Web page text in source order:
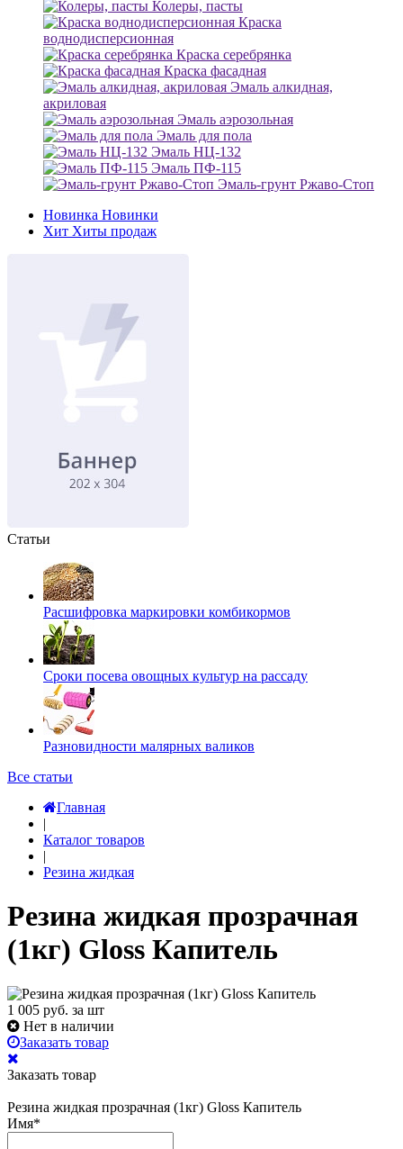
Колеры, пасты
Краска
воднодисперсионная
Краска серебрянка
Краска фасадная
Эмаль алкидная,
акриловая
Эмаль аэрозольная
Эмаль для пола
Эмаль НЦ-132
Эмаль ПФ-115
Эмаль-грунт Ржаво-Стоп
Новинка Новинки
Хит Хиты продаж
Статьи
Расшифровка маркировки комбикормов
Сроки посева овощных культур на рассаду
Разновидности малярных валиков
Все статьи
Главная
|
Каталог товаров
|
Резина жидкая
Резина жидкая прозрачная
(1кг) Gloss Капитель
1 005 руб. за шт
Нет в наличии
Заказать товар
Заказать товар
Резина жидкая прозрачная (1кг) Gloss Капитель
Имя*